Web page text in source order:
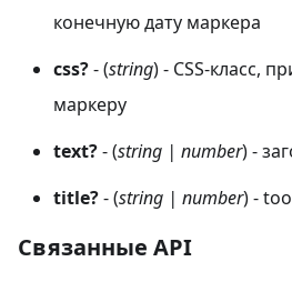
конечную дату маркера
css?- (string) - CSS-класс,
маркеру
text?- (string | number) -
title?- (string | number) -
Связанные API